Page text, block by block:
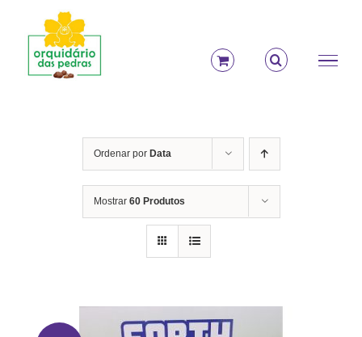
conteúdo
Ordenar por Data
Mostrar 60 Produtos